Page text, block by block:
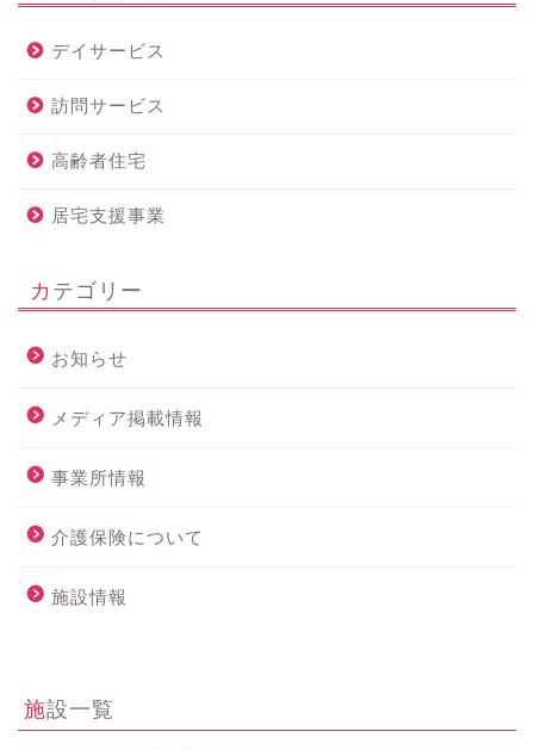
デイサービス
訪問サービス
高齢者住宅
居宅支援事業
カテゴリー
お知らせ
メディア掲載情報
事業所情報
介護保険について
施設情報
施設一覧